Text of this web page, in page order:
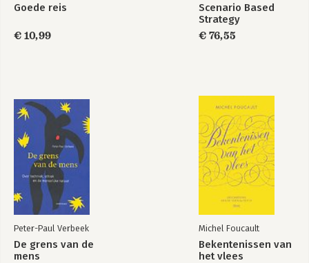
Goede reis
€ 10,99
Scenario Based
Strategy
€ 76,55
Peter-Paul Verbeek
De grens van de
mens
Michel Foucault
Bekentenissen van
het vlees